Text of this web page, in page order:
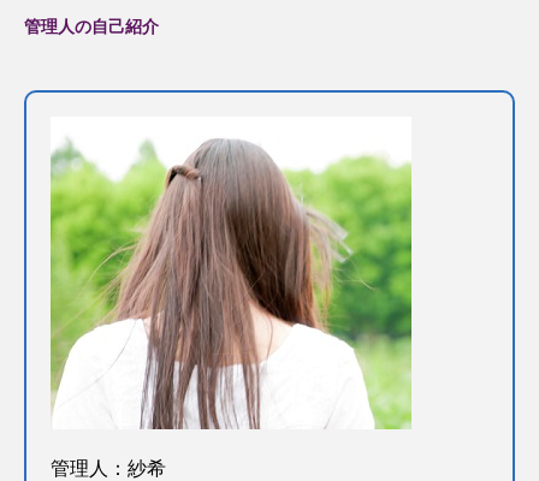
管理人の自己紹介
管理人：紗希